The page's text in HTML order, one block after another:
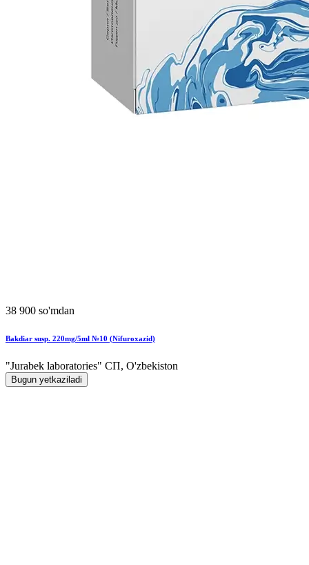
38 900 so'mdan
Bakdiar susp. 220mg/5ml №10 (Nifuroxazid)
"Jurabek laboratories" СП, O'zbekiston
Bugun yetkaziladi